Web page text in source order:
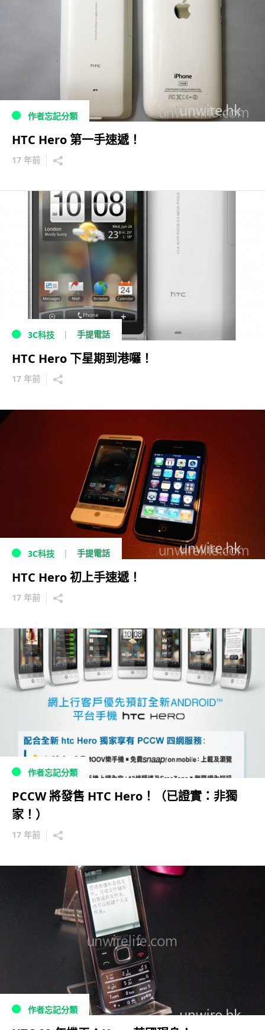
作者忘記分類
HTC Hero 第一手速遞！
17 年前
3C科技 手提電話
HTC Hero 下星期到港囉！
17 年前
3C科技 手提電話
HTC Hero 初上手速遞！
17 年前
作者忘記分類
PCCW 將發售 HTC Hero！（已證實：非獨
家！）
17 年前
作者忘記分類